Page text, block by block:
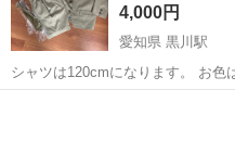
4,000円
愛知県 黒川駅
シャツは120cmになります。 お色